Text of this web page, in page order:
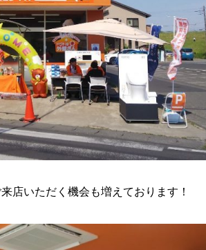
店いただく機会も増えております！